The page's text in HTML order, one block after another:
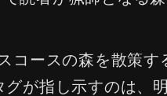
コースの森を散策
が指し示すのは、